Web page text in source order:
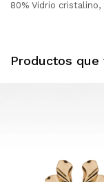
80% Vidrio cristalino,
Productos